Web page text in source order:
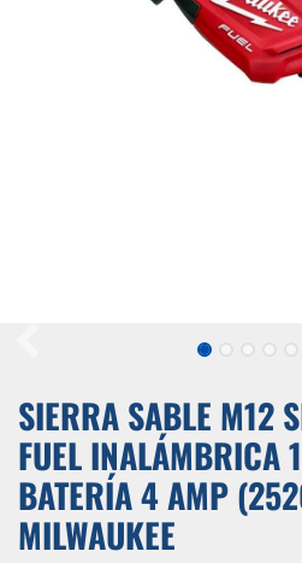
SIERRA SABLE M12
FUEL INALÁMBRICA
BATERÍA 4 AMP
MILWAUKEE